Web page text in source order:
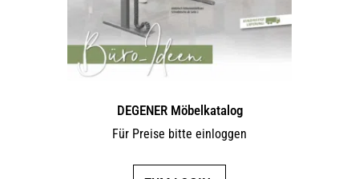
DEGENER Möbelkatalog
Für Preise bitte einloggen